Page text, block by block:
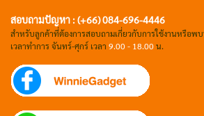
สอบถามปัญหา : (+66)084-696-4446
สำหรับลูกค้าที่ต้องการสอบถามเกี่ยวกับการใช้งานหรือพ
เวลาทำการ จันทร์-ศุกร์ เวลา 9.00 - 18.00 น.